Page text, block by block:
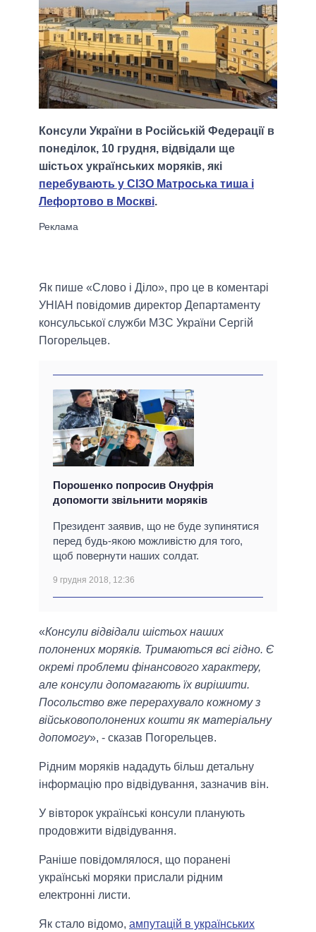
Консули України в Російській Федерації в
понеділок, 10 грудня, відвідали ще
шістьох українських моряків, які
перебувають у СІЗО Матроська тиша і
Лефортово в Москві.
Як пише «Слово і Діло», про це в коментарі
УНІАН повідомив директор Департаменту
консульської служби МЗС України Сергій
Погорельцев.
Порошенко попросив Онуфрія
допомогти звільнити моряків
Президент заявив, що не буде зупинятися
перед будь-якою можливістю для того,
щоб повернути наших солдат.
9 грудня 2018, 12:36
«Консули відвідали шістьох наших
полонених моряків. Тримаються всі гідно. Є
окремі проблеми фінансового характеру,
але консули допомагають їх вирішити.
Посольство вже перерахувало кожному з
військовополонених кошти як матеріальну
допомогу», - сказав Погорельцев.
Рідним моряків нададуть більш детальну
інформацію про відвідування, зазначив він.
У вівторок українські консули планують
продовжити відвідування.
Раніше повідомлялося, що поранені
українські моряки прислали рідним
електронні листи.
Як стало відомо, ампутацій в українських